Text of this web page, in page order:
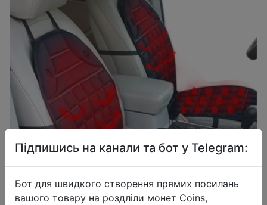
Підпишись на канали та бот у Telegram:
Бот для швидкого створення прямих посилань
вашого товару на роздліли монет Coins,